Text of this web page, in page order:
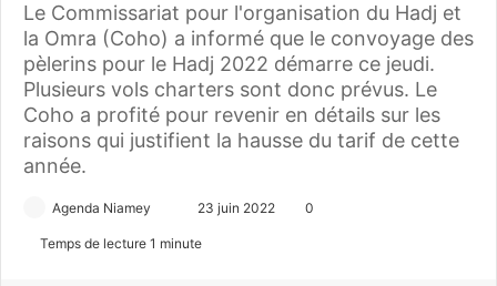
Le Commissariat pour l'organisation du Hadj et
la Omra (Coho) a informé que le convoyage des
pèlerins pour le Hadj 2022 démarre ce jeudi.
Plusieurs vols charters sont donc prévus. Le
Coho a profité pour revenir en détails sur les
raisons qui justifient la hausse du tarif de cette
année.
Agenda Niamey
n
23 juin 2022 0
Temps de lecture 1 minute